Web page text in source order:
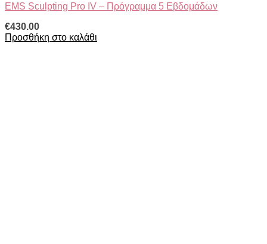
EMS Sculpting Pro IV – Πρόγραμμα 5 Εβδομάδων
€430.00
Προσθήκη στο καλάθι